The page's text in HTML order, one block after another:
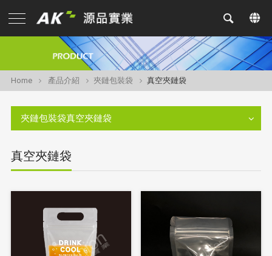
Home 產品介紹 夾鏈包裝袋 真空夾鏈袋
夾鏈包裝袋真空夾鏈袋
真空夾鏈袋